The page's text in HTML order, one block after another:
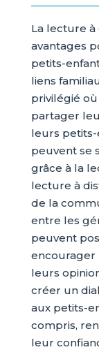
La lecture
avantages
petits-
liens
privilégié
partager
leurs petits-
peuvent se
grâce à la
lecture à
de la
entre les
peuvent
encourager
leurs
créer un
aux petits-
compris,
leur